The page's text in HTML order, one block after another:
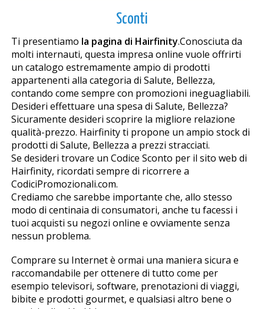
Sconti
Ti presentiamo la pagina di Hairfinity.Conosciuta da
molti internauti, questa impresa online vuole offrirti
un catalogo estremamente ampio di prodotti
appartenenti alla categoria di Salute, Bellezza,
contando come sempre con promozioni ineguagliabili.
Desideri effettuare una spesa di Salute, Bellezza?
Sicuramente desideri scoprire la migliore relazione
qualità-prezzo. Hairfinity ti propone un ampio stock di
prodotti di Salute, Bellezza a prezzi stracciati.
Se desideri trovare un Codice Sconto per il sito web di
Hairfinity, ricordati sempre di ricorrere a
CodiciPromozionali.com.
Crediamo che sarebbe importante che, allo stesso
modo di centinaia di consumatori, anche tu facessi i
tuoi acquisti su negozi online e ovviamente senza
nessun problema.
Comprare su Internet è ormai una maniera sicura e
raccomandabile per ottenere di tutto come per
esempio televisori, software, prenotazioni di viaggi,
bibite e prodotti gourmet, e qualsiasi altro bene o